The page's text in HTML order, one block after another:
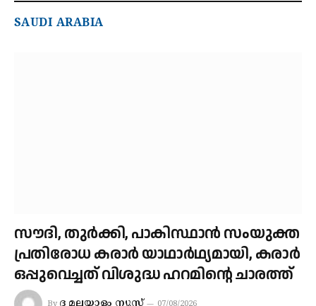
SAUDI ARABIA
സൗദി, തുര്‍ക്കി, പാകിസ്ഥാന്‍ സംയുക്ത
പ്രതിരോധ കരാര്‍ യാഥാര്‍ഥ്യമായി, കരാര്‍
ഒപ്പുവെച്ചത് വിശുദ്ധ ഹറമിന്റെ ചാരത്ത്